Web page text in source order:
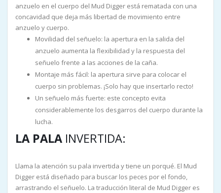
anzuelo en el cuerpo del Mud Digger está rematada con una
concavidad que deja más libertad de movimiento entre
anzuelo y cuerpo.
Movilidad del señuelo: la apertura en la salida del
anzuelo aumenta la flexibilidad y la respuesta del
señuelo frente a las acciones de la caña.
Montaje más fácil: la apertura sirve para colocar el
cuerpo sin problemas. ¡Solo hay que insertarlo recto!
Un señuelo más fuerte: este concepto evita
considerablemente los desgarros del cuerpo durante la
lucha.
LA PALA INVERTIDA:
Llama la atención su pala invertida y tiene un porqué. El Mud
Digger está diseñado para buscar los peces por el fondo,
arrastrando el señuelo. La traducción literal de Mud Digger es